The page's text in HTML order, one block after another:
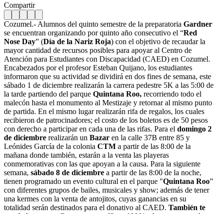
Compartir
Cozumel.- Alumnos del quinto semestre de la preparatoria Gardner
se encuentran organizando por quinto año consecutivo el “Red
Nose Day” (Día de la Nariz Roja) con el objetivo de recaudar la
mayor cantidad de recursos posibles para apoyar al Centro de
Atención para Estudiantes con Discapacidad (CAED) en Cozumel.
Encabezados por el profesor Esteban Quijano, los estudiantes
informaron que su actividad se dividirá en dos fines de semana, este
sábado 1 de diciembre realizarán la carrera pedestre 5K a las 5:00 de
la tarde partiendo del parque Quintana Roo, recorriendo todo el
malecón hasta el monumento al Mestizaje y retornar al mismo punto
de partida. En el mismo lugar realizarán rifa de regalos, los cuales
recibieron de patrocinadores; el costo de los boletos es de 50 pesos
con derecho a participar en cada una de las rifas. Para el domingo 2
de diciembre realizarán un Bazar en la calle 37B entre 85 y
Leónides García de la colonia CTM a partir de las 8:00 de la
mañana donde también, estarán a la venta las playeras
conmemorativas con las que apoyan a la causa. Para la siguiente
semana, sábado 8 de diciembre a partir de las 8:00 de la noche,
tienen programado un evento cultural en el parque "Quintana Roo”
con diferentes grupos de bailes, musicales y show; además de tener
una kermes con la venta de antojitos, cuyas ganancias en su
totalidad serán destinados para el donativo al CAED. También te